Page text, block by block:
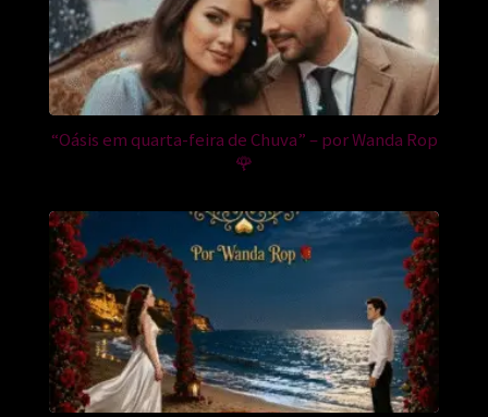
“Oásis em quarta-feira de Chuva” – por Wanda Rop
🌹